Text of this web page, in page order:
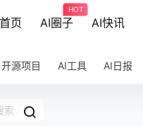
首页 AI圈子
HOT
AI快讯
开源项目 AI工具 AI日报